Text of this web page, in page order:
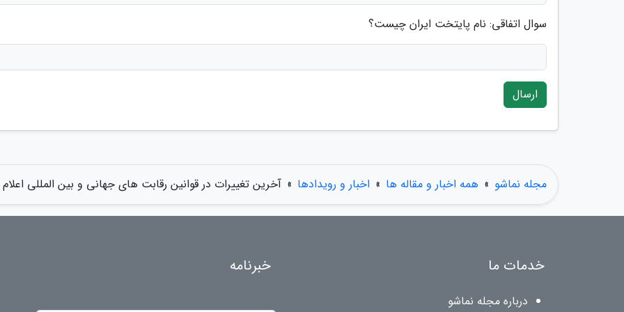
سوال اتفاقی: نام پایتخت ایران چیست؟
ارسال
مجله نماشو » همه اخبار و مقاله ها » اخبار و رویدادها » آخرین تغییرات در قوانین رقابت های جهانی و بین المللی
خدمات ما
درباره مجله نماشو
خبرنامه